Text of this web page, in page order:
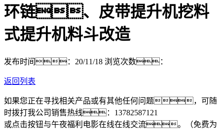
环链、皮带提升机挖料
式提升机料斗改造
发布时间：20/11/18 浏览次数：
返回列表
如果您正在寻找相关产品或有其他任何问题，可随
时拨打我公司销售热线： 13782587121
或点击按钮与午夜福利电影在线在线交流。（免费为